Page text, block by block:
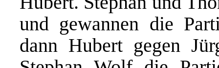
und gewannen die
dann Hubert gegen